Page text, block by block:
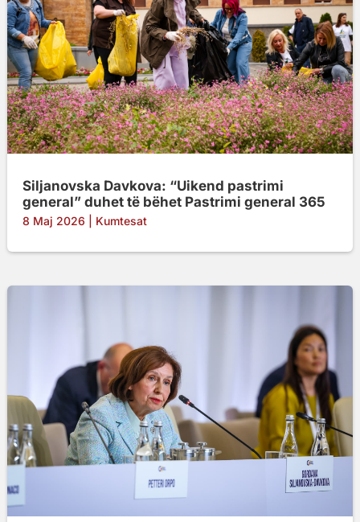
Siljanovska Davkova: “Uikend pastrimi
general” duhet të bëhet Pastrimi general 365
8 Maj 2026 Kumtesat